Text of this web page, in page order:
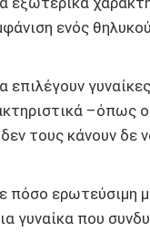
ενός
επιλέγουν
–όπως
τους κάνουν δε
πόσο ερωτεύσιμη
γυναίκα που